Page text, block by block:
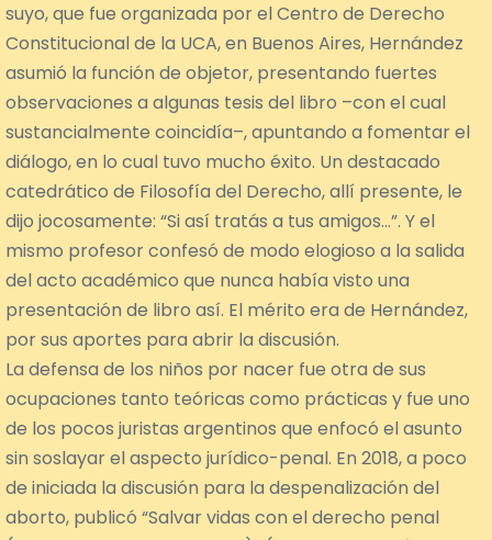
suyo, que fue organizada por el Centro de Derecho
Constitucional de la UCA, en Buenos Aires, Hernández
asumió la función de objetor, presentando fuertes
observaciones a algunas tesis del libro –con el cual
sustancialmente coincidía–, apuntando a fomentar el
diálogo, en lo cual tuvo mucho éxito. Un destacado
catedrático de Filosofía del Derecho, allí presente, le
dijo jocosamente: “Si así tratás a tus amigos…”. Y el
mismo profesor confesó de modo elogioso a la salida
del acto académico que nunca había visto una
presentación de libro así. El mérito era de Hernández,
por sus aportes para abrir la discusión.
La defensa de los niños por nacer fue otra de sus
ocupaciones tanto teóricas como prácticas y fue uno
de los pocos juristas argentinos que enfocó el asunto
sin soslayar el aspecto jurídico-penal. En 2018, a poco
de iniciada la discusión para la despenalización del
aborto, publicó “Salvar vidas con el derecho penal